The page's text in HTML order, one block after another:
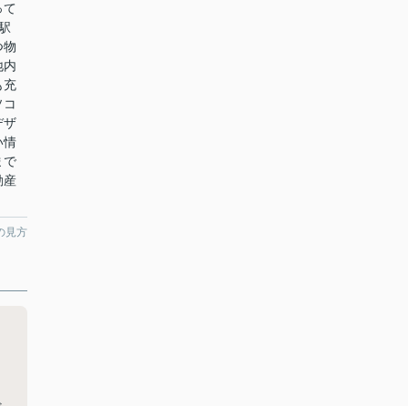
て
物
内
充
ザ
情
で
産
見方